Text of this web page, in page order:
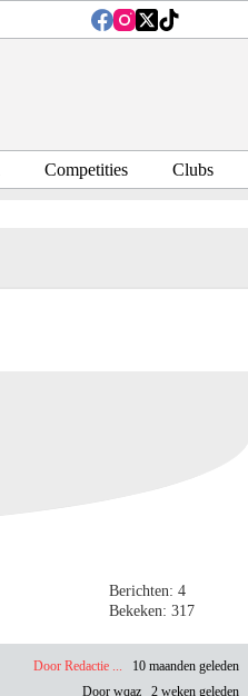
Competities Clubs
Berichten: 4
Bekeken: 317
Door Redactie ... 10 maanden geleden
Door wqaz 2 weken geleden